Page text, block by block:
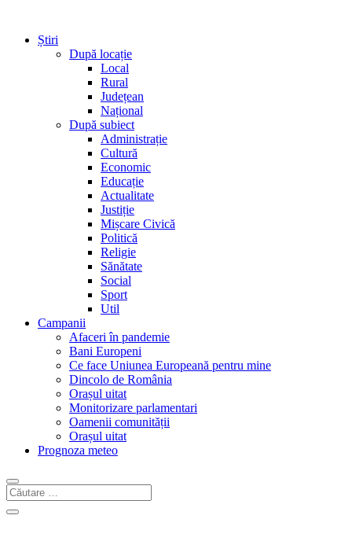
Știri
După locație
Local
Rural
Județean
Național
După subiect
Administrație
Cultură
Economic
Educație
Actualitate
Justiție
Mișcare Civică
Politică
Religie
Sănătate
Social
Sport
Util
Campanii
Afaceri în pandemie
Bani Europeni
Ce face Uniunea Europeană pentru mine
Dincolo de România
Orașul uitat
Monitorizare parlamentari
Oamenii comunității
Orașul uitat
Prognoza meteo